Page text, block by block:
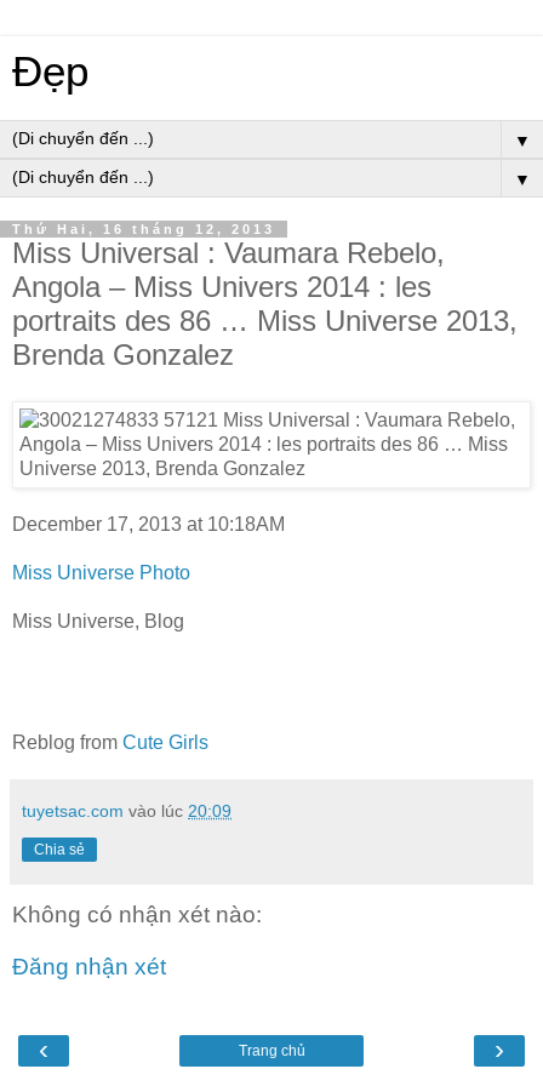
Đẹp
▼
▼
Thứ Hai, 16 tháng 12, 2013
Miss Universal : Vaumara Rebelo,
Angola – Miss Univers 2014 : les
portraits des 86 … Miss Universe 2013,
Brenda Gonzalez
December 17, 2013 at 10:18AM
Miss Universe Photo
Miss Universe, Blog
Reblog from Cute Girls
tuyetsac.com vào lúc 20:09
Chia sẻ
Không có nhận xét nào:
Đăng nhận xét
‹ ›
Trang chủ